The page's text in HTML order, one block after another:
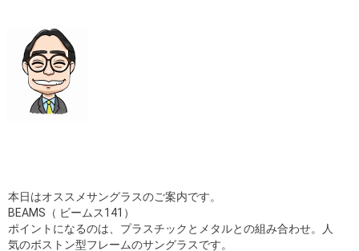
コラム
ブログ
本日はオススメサングラスのご案内です。
BEAMS（ ビームス141）
ポイントになるのは、プラスチックとメタルとの組み合わせ。人
気のボストン型フレームのサングラスです。